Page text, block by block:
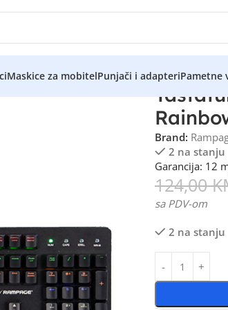
Maskice za mobitelPunjači i adapteriPametne
Brand:
2 na stanju
Garancija: 12
124,00
sa PDV-om
2 na stanju